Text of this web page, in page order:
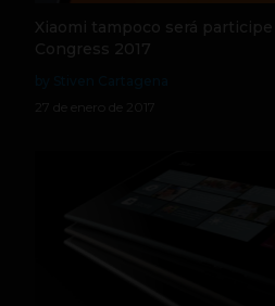
Xiaomi tampoco será
Congress 2017
27 de enero de 2017